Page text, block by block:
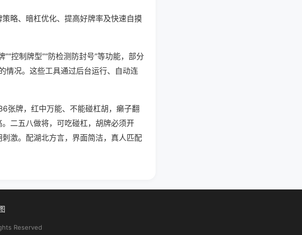
略、暗杠优化、提高好牌率及快速自摸
控制牌型”“防检测防封号”等功能，部分
情况。这些工具通过后台运行、自动连
张牌，红中万能、不能碰杠胡，癞子翻
二五八做将，可吃碰杠，胡牌必须开
激。配湖北方言，界面简洁，真人匹配
Reserved